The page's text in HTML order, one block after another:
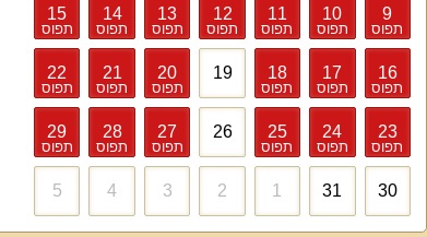
9
תפוס
10
תפוס
11
תפוס
12
תפוס
13
תפוס
14
תפוס
15
תפוס
16
תפוס
17
תפוס
18
תפוס
19
20
תפוס
21
תפוס
22
תפוס
23
תפוס
24
תפוס
25
תפוס
26
27
תפוס
28
תפוס
29
תפוס
30
31
1
2
3
4
5